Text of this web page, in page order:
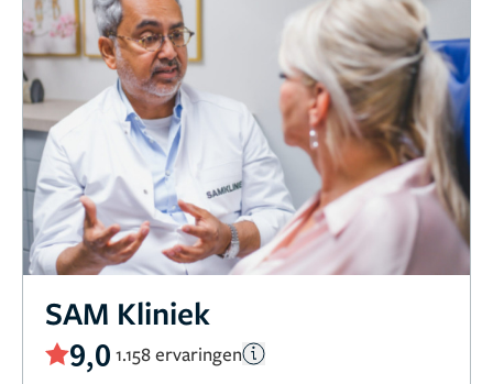
SAM Kliniek
9,0 1.158 ervaringen